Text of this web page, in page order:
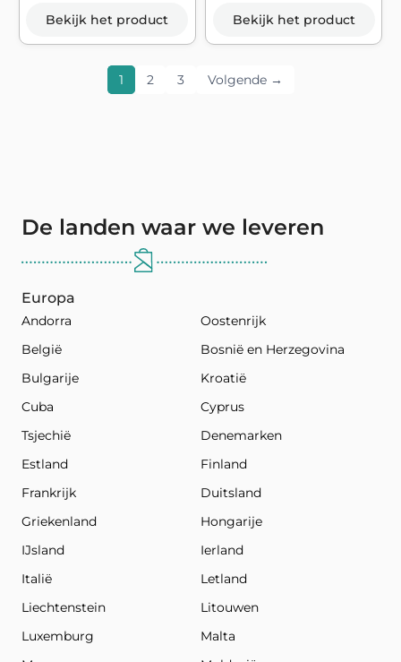
Bekijk het product Bekijk het product
1 2 3 Volgende →
De landen waar we leveren
Europa
Andorra
Oostenrijk
België
Bosnië en Herzegovina
Bulgarije
Kroatië
Cuba
Cyprus
Tsjechië
Denemarken
Estland
Finland
Frankrijk
Duitsland
Griekenland
Hongarije
IJsland
Ierland
Italië
Letland
Liechtenstein
Litouwen
Luxemburg
Malta